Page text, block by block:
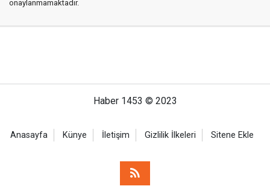
onaylanmamaktadır.
Haber 1453 © 2023
Anasayfa Künye İletişim Gizlilik İlkeleri Sitene Ekle